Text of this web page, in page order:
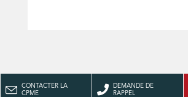
CONTACTER LA
CPME
DEMANDE DE
RAPPEL